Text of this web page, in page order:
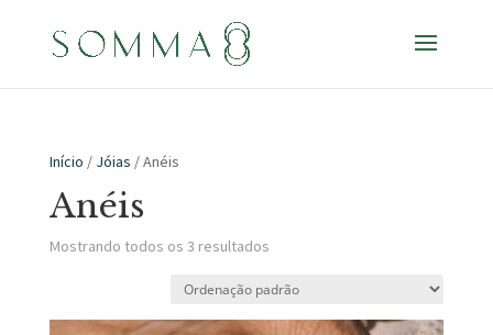
Início / Jóias / Anéis
Anéis
Mostrando todos os 3 resultados